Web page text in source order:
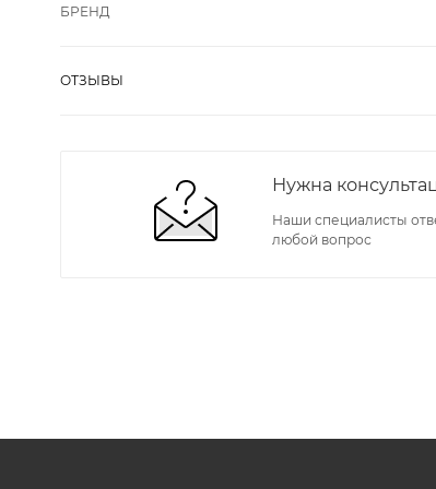
БРЕНД
ОТЗЫВЫ
Нужна
Наши специалисты
любой вопрос